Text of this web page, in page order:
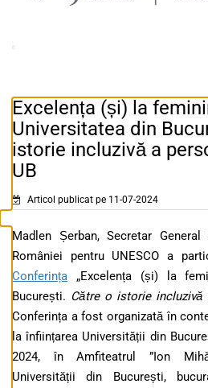
Excelența (și) la
Universitatea din
istorie incluzivă a
UB
Articol publicat pe 11-07-2024
Madlen Șerban, Secretar
României pentru UNESCO a
Conferința „Excelența (și) la
București. Către o istorie incluzivă
Conferința a fost organizată în
la înființarea Universității din
2024, în Amfiteatrul ”Ion
Universității din București,